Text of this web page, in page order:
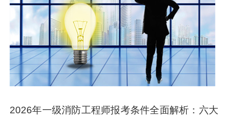
2026年一级消防工程师报考条件全面解析：六大